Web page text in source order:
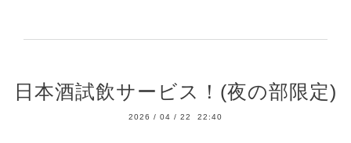
日本酒試飲サービス！(夜の部限定)
2026 / 04 / 22 22:40